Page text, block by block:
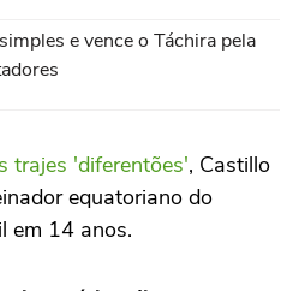
e vence o Táchira pela
trajes 'diferentões', Castillo
equatoriano do
em 14 anos.